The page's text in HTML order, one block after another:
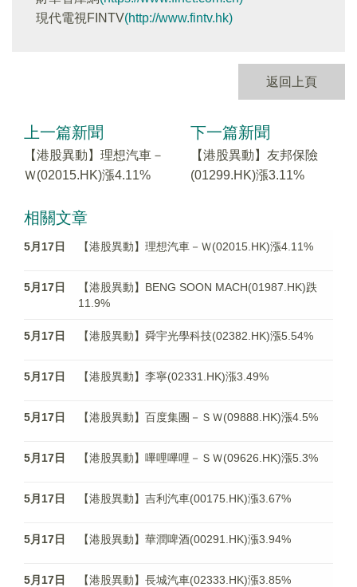
現代電視FINTV(http://www.fintv.hk)
返回上頁
上一篇新聞
【港股異動】理想汽車－
Ｗ(02015.HK)漲4.11%
下一篇新聞
【港股異動】友邦保險
(01299.HK)漲3.11%
相關文章
5月17日 【港股異動】理想汽車－Ｗ(02015.HK)漲4.11%
5月17日
【港股異動】BENG SOON MACH(01987.HK)跌
11.9%
5月17日 【港股異動】舜宇光學科技(02382.HK)漲5.54%
5月17日 【港股異動】李寧(02331.HK)漲3.49%
5月17日 【港股異動】百度集團－ＳＷ(09888.HK)漲4.5%
5月17日 【港股異動】嗶哩嗶哩－ＳＷ(09626.HK)漲5.3%
5月17日 【港股異動】吉利汽車(00175.HK)漲3.67%
5月17日 【港股異動】華潤啤酒(00291.HK)漲3.94%
5月17日 【港股異動】長城汽車(02333.HK)漲3.85%